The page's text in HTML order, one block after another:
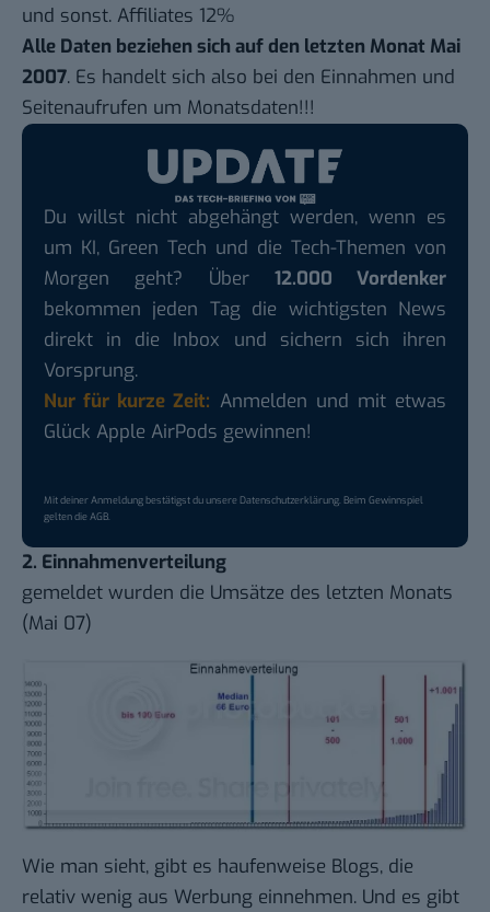
und sonst. Affiliates 12%
Alle Daten beziehen sich auf den letzten Monat Mai
2007. Es handelt sich also bei den Einnahmen und
Seitenaufrufen um Monatsdaten!!!
Du willst nicht abgehängt werden, wenn es
um KI, Green Tech und die Tech-Themen von
Morgen geht? Über 12.000 Vordenker
bekommen jeden Tag die wichtigsten News
direkt in die Inbox und sichern sich ihren
Vorsprung.
Nur für kurze Zeit: Anmelden und mit etwas
Glück Apple AirPods gewinnen!
Mit deiner Anmeldung bestätigst du unsereDatenschutzerklärung. Beim Gewinnspiel
gelten dieAGB.
2. Einnahmenverteilung
gemeldet wurden die Umsätze des letzten Monats
(Mai 07)
Wie man sieht, gibt es haufenweise Blogs, die
relativ wenig aus Werbung einnehmen. Und es gibt